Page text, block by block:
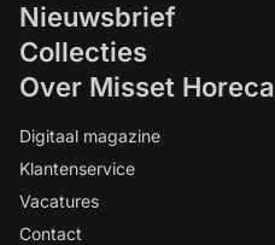
Nieuwsbrief
Collecties
Over Misset Horeca
Digitaal magazine
Klantenservice
Vacatures
Contact